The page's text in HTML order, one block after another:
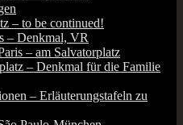
– to be continued!
– Denkmal, VR
– am Salvatorplatz
– Denkmal für die Familie
– Erläuterungstafeln zu